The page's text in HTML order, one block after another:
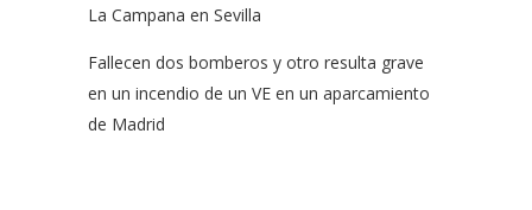
La Campana en Sevilla
Fallecen dos bomberos y otro resulta grave
en un incendio de un VE en un aparcamiento
de Madrid